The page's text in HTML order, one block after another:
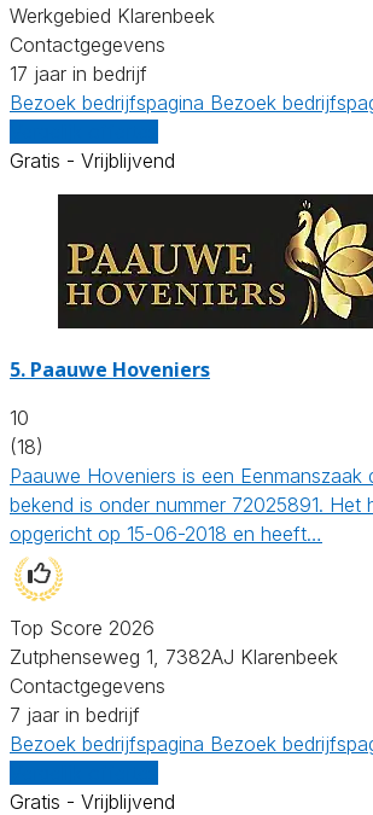
Werkgebied Klarenbeek
Contactgegevens
17 jaar in bedrijf
Bezoek bedrijfspagina Bezoek
Gratis - Vrijblijvend
5. Paauwe Hoveniers
10
(18)
Paauwe Hoveniers is een Eenmanszaak
bekend is onder nummer 72025891. Het
opgericht op 15-06-2018 en heeft…
Top Score 2026
Zutphenseweg 1, 7382AJ Klarenbeek
Contactgegevens
7 jaar in bedrijf
Bezoek bedrijfspagina Bezoek
Gratis - Vrijblijvend